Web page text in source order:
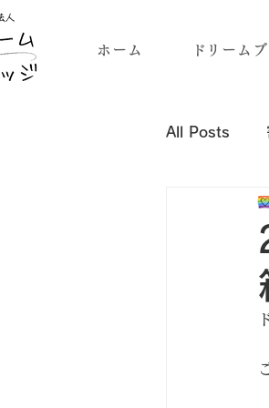
ホーム ドリーム
All Posts
企業・